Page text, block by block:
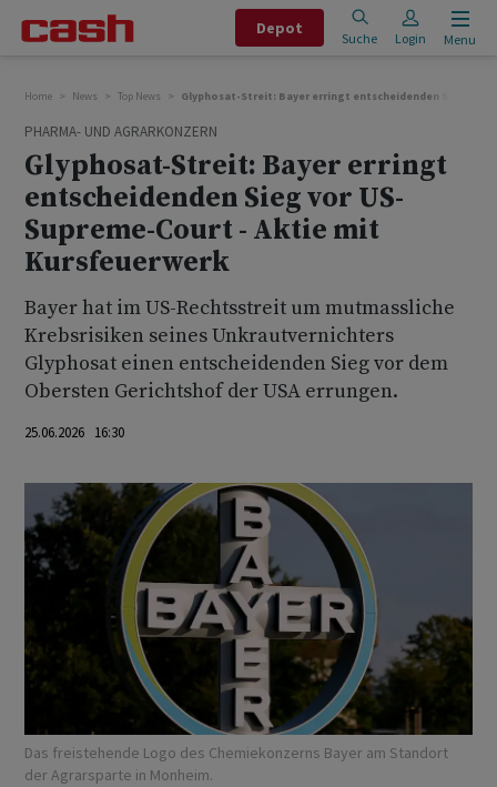
Depot
Suche Login Menu
Home News Top News Glyphosat-Streit: Bayer erringt entscheidenden Sieg vor
PHARMA- UND AGRARKONZERN
Glyphosat-Streit: Bayer erringt
entscheidenden Sieg vor US-
Supreme-Court - Aktie mit
Kursfeuerwerk
Bayer hat im US-Rechtsstreit ⁠um mutmassliche
Krebsrisiken seines Unkrautvernichters
Glyphosat einen ⁠entscheidenden Sieg vor dem
Obersten Gerichtshof der ‌USA errungen.
25.06.2026 16:30
Das freistehende Logo des Chemiekonzerns Bayer am Standort
der Agrarsparte in Monheim.